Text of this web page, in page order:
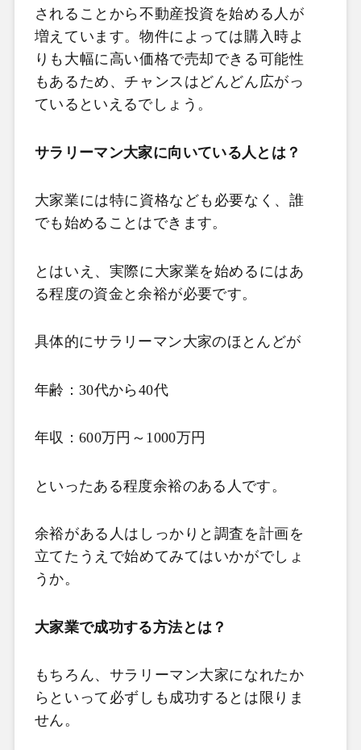
されることから不動産投資を始める人が
増えています。物件によっては購入時よ
りも大幅に高い価格で売却できる可能性
もあるため、チャンスはどんどん広がっ
ているといえるでしょう。
サラリーマン大家に向いている人とは？
大家業には特に資格なども必要なく、誰
でも始めることはできます。
とはいえ、実際に大家業を始めるにはあ
る程度の資金と余裕が必要です。
具体的にサラリーマン大家のほとんどが
年齢： 30代から 40代
年収： 600万円～ 1000万円
といったある程度余裕のある人です。
余裕がある人はしっかりと調査を計画を
立てたうえで始めてみてはいかがでしょ
うか。
大家業で成功する方法とは？
もちろん、サラリーマン大家になれたか
らといって必ずしも成功するとは限りま
せん。